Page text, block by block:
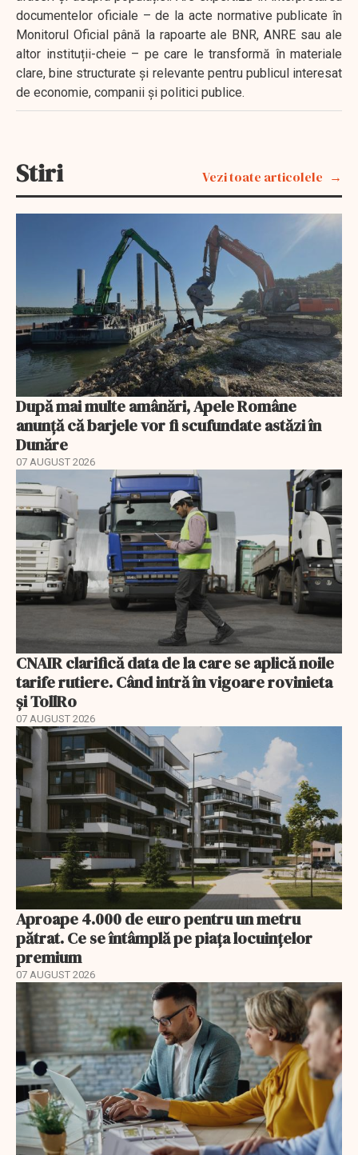
documentelor oficiale – de la acte normative publicate în
Monitorul Oficial până la rapoarte ale BNR, ANRE sau ale
altor instituții-cheie – pe care le transformă în materiale
clare, bine structurate și relevante pentru publicul interesat
de economie, companii și politici publice.
Stiri Vezi toate articolele
După mai multe amânări, Apele Române
anunță că barjele vor fi scufundate astăzi în
Dunăre
07 AUGUST 2026
CNAIR clarifică data de la care se aplică noile
tarife rutiere. Când intră în vigoare rovinieta
și TollRo
07 AUGUST 2026
Aproape 4.000 de euro pentru un metru
pătrat. Ce se întâmplă pe piața locuințelor
premium
07 AUGUST 2026